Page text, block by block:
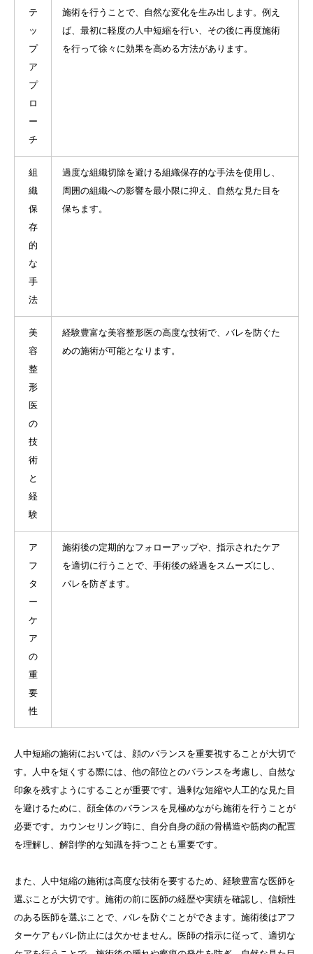
テ
ッ
プ
ア
プ
ロ
ー
チ
施術を行うことで、自然な変化を生み出します。例え
ば、最初に軽度の人中短縮を行い、その後に再度施術
を行って徐々に効果を高める方法があります。
組
織
保
存
的
な
手
法
過度な組織切除を避ける組織保存的な手法を使用し、
周囲の組織への影響を最小限に抑え、自然な見た目を
保ちます。
美
容
整
形
医
の
技
術
と
経
験
経験豊富な美容整形医の高度な技術で、バレを防ぐた
めの施術が可能となります。
ア
フ
タ
ー
ケ
ア
の
重
要
性
施術後の定期的なフォローアップや、指示されたケア
を適切に行うことで、手術後の経過をスムーズにし、
バレを防ぎます。
人中短縮の施術においては、顔のバランスを重要視することが大切で
す。人中を短くする際には、他の部位とのバランスを考慮し、自然な
印象を残すようにすることが重要です。過剰な短縮や人工的な見た目
を避けるために、顔全体のバランスを見極めながら施術を行うことが
必要です。カウンセリング時に、自分自身の顔の骨構造や筋肉の配置
を理解し、解剖学的な知識を持つことも重要です。
また、人中短縮の施術は高度な技術を要するため、経験豊富な医師を
選ぶことが大切です。施術の前に医師の経歴や実績を確認し、信頼性
のある医師を選ぶことで、バレを防ぐことができます。施術後はアフ
ターケアもバレ防止には欠かせません。医師の指示に従って、適切な